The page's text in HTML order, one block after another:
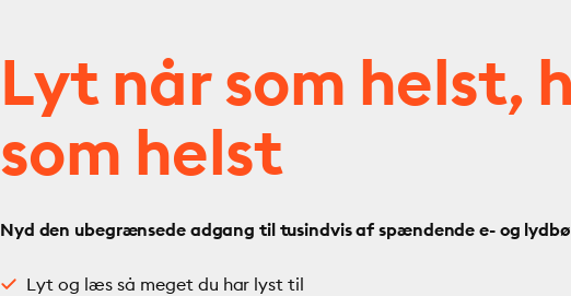
Lyt når som helst,
som helst
Nyd den ubegrænsede adgang til tusindvis af spændende e- og
Lyt og læs så meget du har lyst til